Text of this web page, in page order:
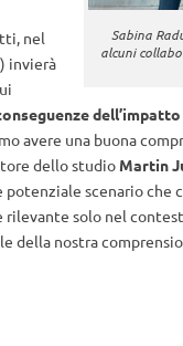
Sabina
alcuni
nel
invierà
avere una buona
dello studio Martin
scenario che
solo nel
della nostra